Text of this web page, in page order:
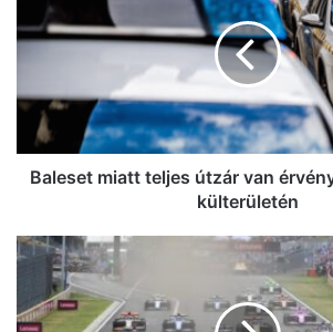
teljes
útzár
Kecskemét
külterületén
Baleset miatt teljes útzár van
külterületén
Izgalmas
19
körös
sprintfutam